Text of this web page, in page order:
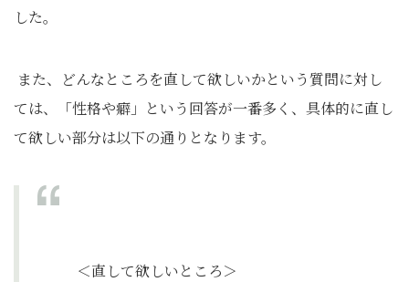
した。
また、どんなところを直して欲しいかという質問に対し
ては、「性格や癖」という回答が一番多く、具体的に直し
て欲しい部分は以下の通りとなります。
＜直して欲しいところ＞